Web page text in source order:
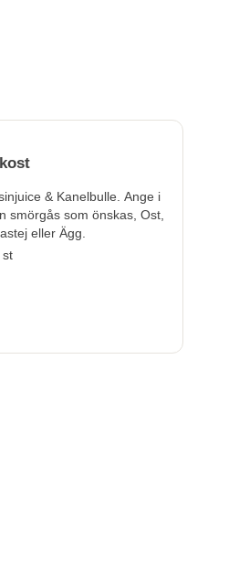
& Kanelbulle. Ange i
smörgås som önskas, Ost,
eller Ägg.
st